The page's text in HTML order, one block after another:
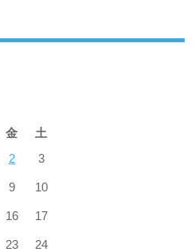
金
土
2 3
9 10
16 17
23 24